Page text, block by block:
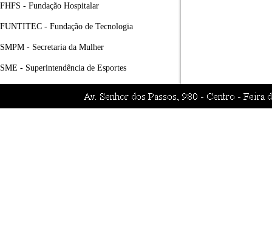
FHFS - Fundação Hospitalar
FUNTITEC - Fundação de Tecnologia
SMPM - Secretaria da Mulher
SME - Superintendência de Esportes